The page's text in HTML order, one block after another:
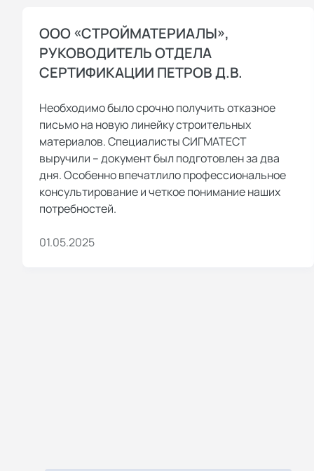
ООО «СТРОЙМАТЕРИАЛЫ»,
РУКОВОДИТЕЛЬ ОТДЕЛА
СЕРТИФИКАЦИИ ПЕТРОВ Д.В.
Необходимо было срочно получить отказное
письмо на новую линейку строительных
материалов. Специалисты СИГМАТЕСТ
выручили – документ был подготовлен за два
дня. Особенно впечатлило профессиональное
консультирование и четкое понимание наших
потребностей.
01.05.2025